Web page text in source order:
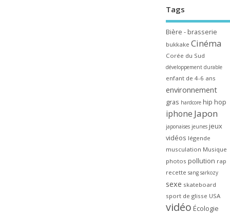
Tags
Bière - brasserie
bukkake Cinéma
Corée du Sud
développement durable
enfant de 4-6 ans
environnement
gras hardcore hip hop
iphone Japon
japonaises jeunes jeux
vidéos légende
musculation Musique
photos pollution rap
recette sang sarkozy
sexe skateboard
sport de glisse USA
vidéo Écologie